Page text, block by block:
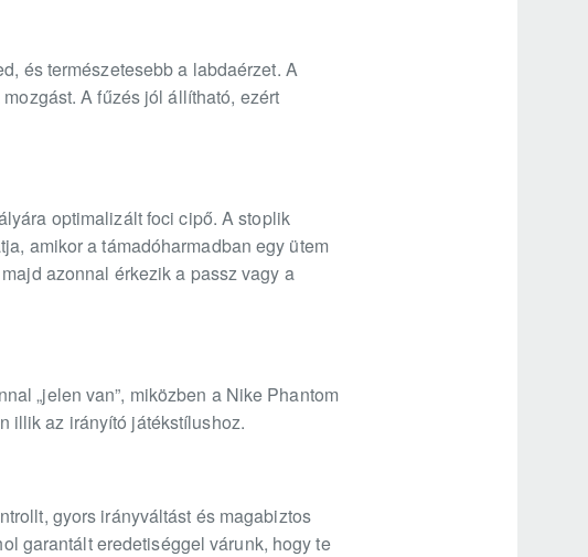
és természetesebb a labdaérzet. A
A fűzés jól állítható, ezért
optimalizált foci cipő. A stoplik
amikor a támadóharmadban egy ütem
azonnal érkezik a passz vagy a
„jelen van”, miközben a Nike Phantom
illik az irányító játékstílushoz.
gyors irányváltást és magabiztos
garantált eredetiséggel várunk, hogy te